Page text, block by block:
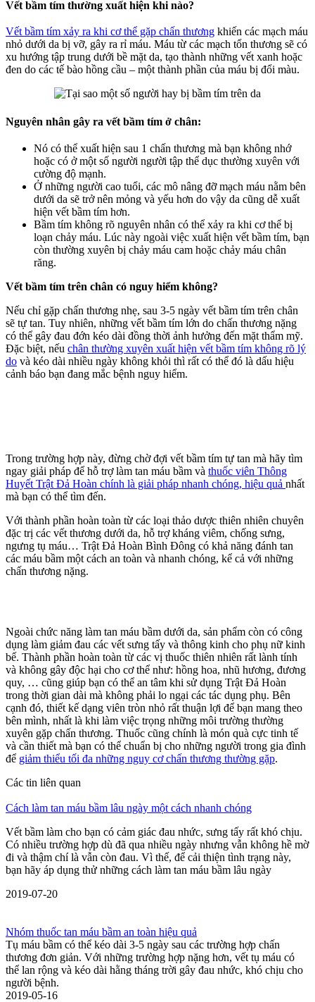
Vết bầm tím thường xuất hiện khi nào?
Vết bầm tím xảy ra khi cơ thể gặp chấn thương khiến các mạch máu
nhỏ dưới da bị vỡ, gây ra rỉ máu. Máu từ các mạch tổn thương sẽ có
xu hướng tập trung dưới bề mặt da, tạo thành những vết xanh hoặc
đen do các tế bào hồng cầu – một thành phần của máu bị đổi màu.
Nguyên nhân gây ra vết bầm tím ở chân:
Nó có thể xuất hiện sau 1 chấn thương mà bạn không nhớ
hoặc có ở một số người người tập thể dục thường xuyên với
cường độ mạnh.
Ở những người cao tuổi, các mô nâng đỡ mạch máu nằm bên
dưới da sẽ trở nên mỏng và yếu hơn do vậy da cũng dễ xuất
hiện vết bầm tím hơn.
Bầm tím không rõ nguyên nhân có thể xảy ra khi cơ thể bị
loạn chảy máu. Lúc này ngoài việc xuất hiện vết bầm tím, bạn
còn thường xuyên bị chảy máu cam hoặc chảy máu chân
răng.
Vết bầm tím trên chân có nguy hiểm không?
Nếu chỉ gặp chấn thương nhẹ, sau 3-5 ngày vết bầm tím trên chân
sẽ tự tan. Tuy nhiên, những vết bầm tím lớn do chấn thương nặng
có thể gây đau đớn kéo dài đồng thời ảnh hưởng đến mặt thẩm mỹ.
Đặc biệt, nếu chân thường xuyên xuất hiện vết bầm tím không rõ lý
do và kéo dài nhiều ngày không khỏi thì rất có thể đó là dấu hiệu
cảnh báo bạn đang mắc bệnh nguy hiểm.
Trong trường hợp này, đừng chờ đợi vết bầm tím tự tan mà hãy tìm
ngay giải pháp để hỗ trợ làm tan máu bầm và thuốc viên Thông
Huyết Trật Đả Hoàn chính là giải pháp nhanh chóng, hiệu quả nhất
mà bạn có thể tìm đến.
Với thành phần hoàn toàn từ các loại thảo dược thiên nhiên chuyên
đặc trị các vết thương dưới da, hỗ trợ kháng viêm, chống sưng,
ngưng tụ máu… Trật Đả Hoàn Bình Đông có khả năng đánh tan
các máu bầm một cách an toàn và nhanh chóng, kể cả với những
chấn thương nặng.
Ngoài chức năng làm tan máu bầm dưới da, sản phẩm còn có công
dụng làm giảm đau các vết sưng tấy và thông kinh cho phụ nữ kinh
bế. Thành phần hoàn toàn từ các vị thuốc thiên nhiên rất lành tính
và không gây độc hại cho cơ thể như: hồng hoa, nhũ hương, đương
quy, … cũng giúp bạn có thể an tâm khi sử dụng Trật Đả Hoàn
trong thời gian dài mà không phải lo ngại các tác dụng phụ. Bên
cạnh đó, thiết kế dạng viên tròn nhỏ rất thuận lợi để bạn mang theo
bên mình, nhất là khi làm việc trọng những môi trường thường
xuyên gặp chấn thương. Thuốc cũng chính là món quà cực tinh tế
và cần thiết mà bạn có thể chuẩn bị cho những người trong gia đình
để giảm thiểu tối đa những nguy cơ chấn thương thường gặp.
Các tin liên quan
Cách làm tan máu bầm lâu ngày một cách nhanh chóng
Vết bầm làm cho bạn có cảm giác đau nhức, sưng tấy rất khó chịu.
Có nhiều trường hợp dù đã qua nhiều ngày nhưng vẫn không hề mờ
đi và thậm chí là vẫn còn đau. Vì thế, để cải thiện tình trạng này,
bạn hãy áp dụng thử những cách làm tan máu bầm lâu ngày
2019-07-20
Nhóm thuốc tan máu bầm an toàn hiệu quả
Tụ máu bầm có thể kéo dài 3-5 ngày sau các trường hợp chấn
thương đơn giản. Với những trường hợp nặng hơn, vết tụ máu có
thể lan rộng và kéo dài hằng tháng trời gây đau nhức, khó chịu cho
người bệnh.
2019-05-16